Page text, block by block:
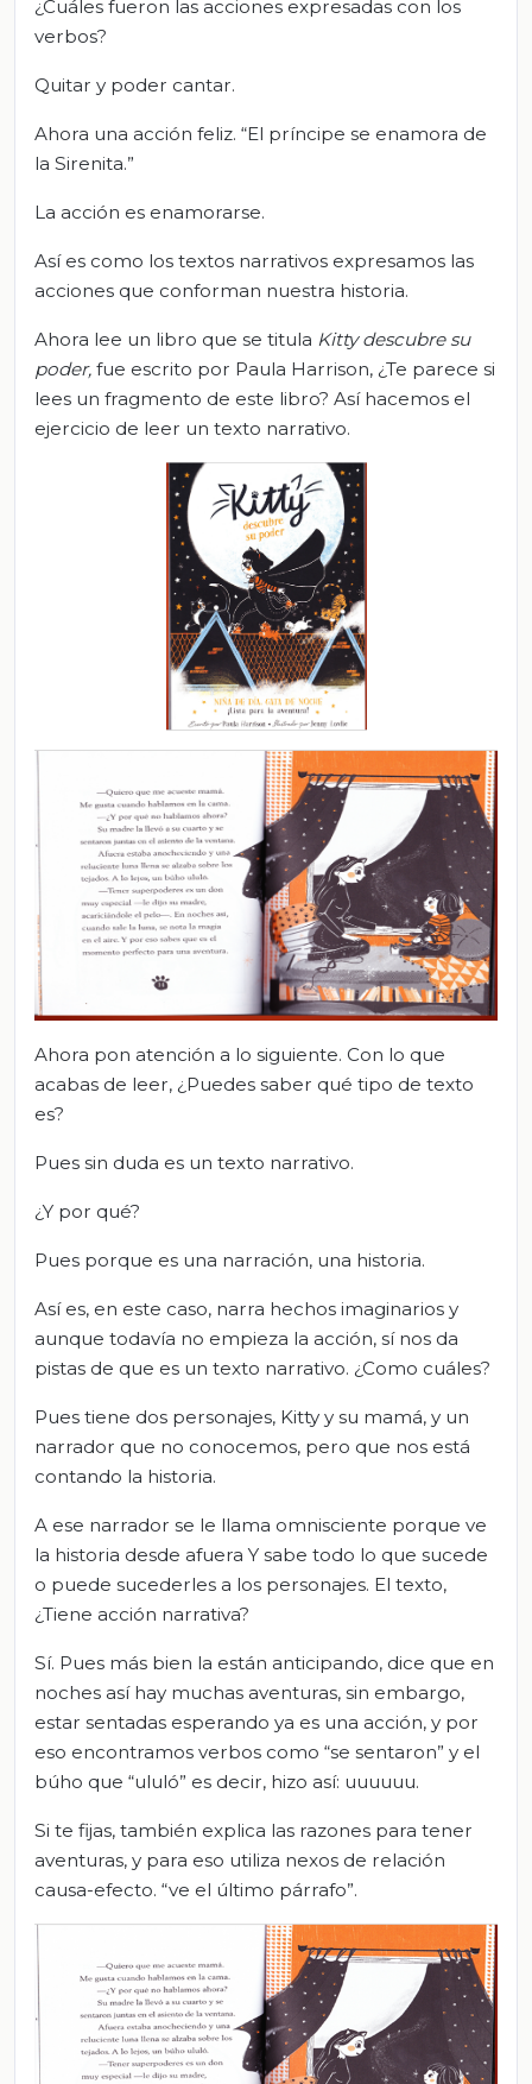
¿Cuáles fueron las acciones expresadas con los
verbos?
Quitar y poder cantar.
Ahora una acción feliz. “El príncipe se enamora de
la Sirenita.”
La acción es enamorarse.
Así es como los textos narrativos expresamos las
acciones que conforman nuestra historia.
Ahora lee un libro que se titula Kitty descubre su
poder, fue escrito por Paula Harrison, ¿Te parece si
lees un fragmento de este libro? Así hacemos el
ejercicio de leer un texto narrativo.
Ahora pon atención a lo siguiente. Con lo que
acabas de leer, ¿Puedes saber qué tipo de texto
es?
Pues sin duda es un texto narrativo.
¿Y por qué?
Pues porque es una narración, una historia.
Así es, en este caso, narra hechos imaginarios y
aunque todavía no empieza la acción, sí nos da
pistas de que es un texto narrativo. ¿Como cuáles?
Pues tiene dos personajes, Kitty y su mamá, y un
narrador que no conocemos, pero que nos está
contando la historia.
A ese narrador se le llama omnisciente porque ve
la historia desde afuera Y sabe todo lo que sucede
o puede sucederles a los personajes. El texto,
¿Tiene acción narrativa?
Sí. Pues más bien la están anticipando, dice que en
noches así hay muchas aventuras, sin embargo,
estar sentadas esperando ya es una acción, y por
eso encontramos verbos como “se sentaron” y el
búho que “ululó” es decir, hizo así: uuuuuu.
Si te fijas, también explica las razones para tener
aventuras, y para eso utiliza nexos de relación
causa-efecto. “ve el último párrafo”.